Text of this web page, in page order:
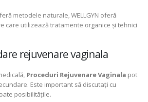
metodele naturale, WELLGYN oferă
care utilizează tratamente organice și tehnici
rejuvenare vaginala
Proceduri Rejuvenare Vaginala pot
Este important să discutați cu
posibilitățile.